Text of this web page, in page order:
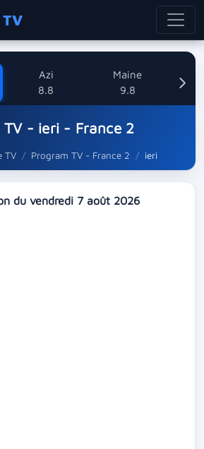
TV
Azi
8.8
Maine
9.8
TV - ieri - France 2
TV Program TV - France 2 ieri
du vendredi 7 août 2026